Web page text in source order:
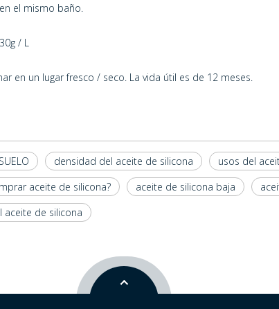
el mismo baño.
/ L
en un lugar fresco / seco. La vida útil es de 12 meses.
densidad del aceite de silicona
usos del
aceite de silicona? aceite de silicona baja
de silicona